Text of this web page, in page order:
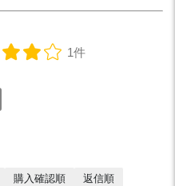
1件
購入確認順
返信順